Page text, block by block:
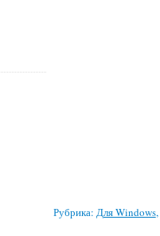
Рубрика: Для Windows,